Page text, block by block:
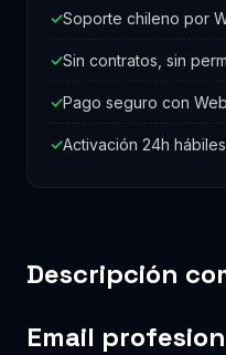
Soporte chileno por
Sin contratos, sin
Pago seguro con
Activación 24h hábiles
Descripción
Email